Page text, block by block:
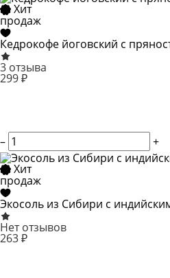
Хит
продаж
Кедрокофе йоговский с
3 отзыва
299 ₽
–
+
Хит
продаж
Экосоль из Сибири с
Нет отзывов
263 ₽